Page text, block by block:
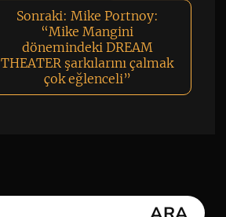
Sonraki: Mike Portnoy:
“Mike Mangini
dönemindeki DREAM
THEATER şarkılarını çalmak
çok eğlenceli”